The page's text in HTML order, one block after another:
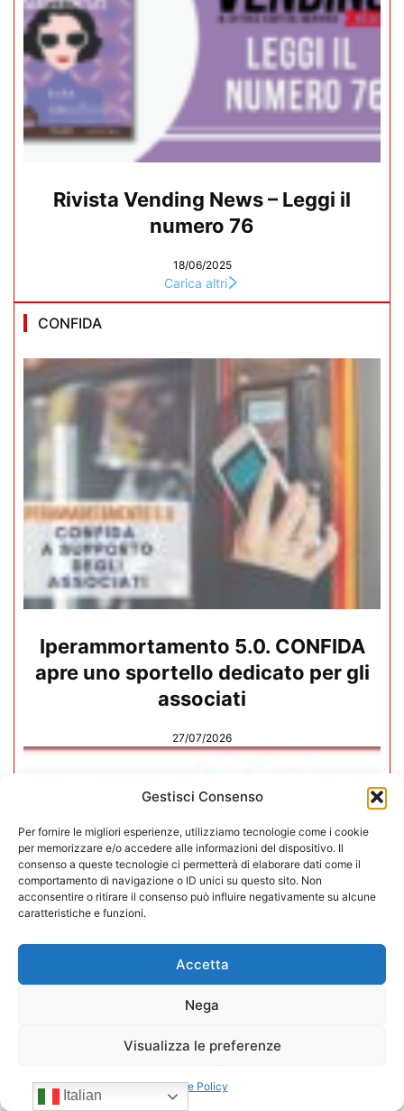
Gestisci Consenso
Per fornire le migliori esperienze, utilizziamo tecnologie come i cookie
per memorizzare e/o accedere alle informazioni del dispositivo. Il
consenso a queste tecnologie ci permetterà di elaborare dati come il
comportamento di navigazione o ID unici su questo sito. Non
acconsentire o ritirare il consenso può influire negativamente su alcune
caratteristiche e funzioni.
Accetta
Nega
Visualizza le preferenze
Cookie Policy
Rivista Vending News – Leggi il
numero 76
18/06/2025
Carica altri
CONFIDA
Iperammortamento 5.0. CONFIDA
apre uno sportello dedicato per gli
associati
27/07/2026
associati
22/07/2026
Italian